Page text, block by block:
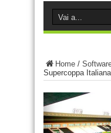
Home /
Supercoppa Italiana